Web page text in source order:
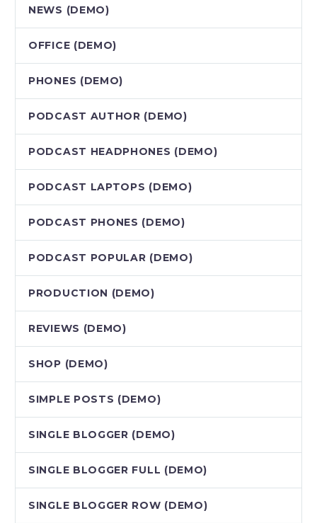
NEWS (DEMO)
OFFICE (DEMO)
PHONES (DEMO)
PODCAST AUTHOR (DEMO)
PODCAST HEADPHONES (DEMO)
PODCAST LAPTOPS (DEMO)
PODCAST PHONES (DEMO)
PODCAST POPULAR (DEMO)
PRODUCTION (DEMO)
REVIEWS (DEMO)
SHOP (DEMO)
SIMPLE POSTS (DEMO)
SINGLE BLOGGER (DEMO)
SINGLE BLOGGER FULL (DEMO)
SINGLE BLOGGER ROW (DEMO)